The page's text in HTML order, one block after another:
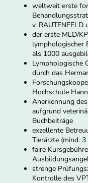
weltweit erste
v. RAUTENFELD
der erste MLD/
lymphologischer
als 1000
Lymphologische
durch das
Hochschule
Anerkennung
aufgrund
Buchbeiträge
exzellente
Tierärzte (mind.
faire
strenge
Kontrolle des